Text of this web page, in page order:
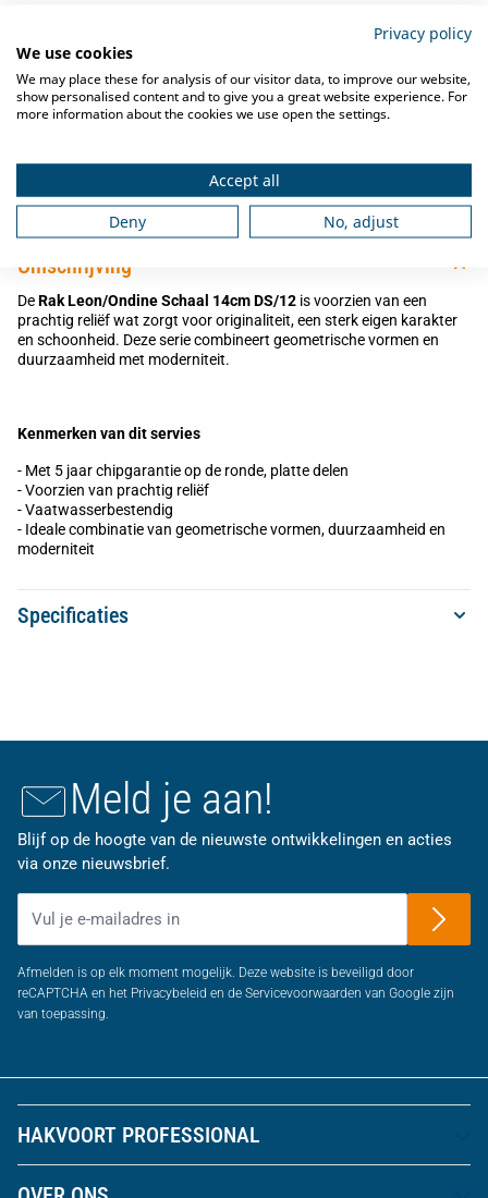
✓ Deskundig advies
✓ Ook na aankoop bieden we service en
ondersteuning
Omschrijving
DeRak Leon/Ondine Schaal 14cm DS/12 is voorzien van een
prachtig reliëf wat zorgt voor originaliteit, een sterk eigen karakter
en schoonheid. Deze serie combineert geometrische vormen en
duurzaamheid met moderniteit.
Kenmerken van dit servies
- Met 5 jaar chipgarantie op de ronde, platte delen
- Voorzien van prachtig reliëf
- Vaatwasserbestendig
- Ideale combinatie van geometrische vormen, duurzaamheid en
moderniteit
Specificaties
Meld je aan!
Blijf op de hoogte van de nieuwste ontwikkelingen en acties
via onze nieuwsbrief.
Afmelden is op elk moment mogelijk. Deze website is beveiligd door
reCAPTCHA en het Privacybeleid en de Servicevoorwaarden van Google zijn
van toepassing.
HAKVOORT PROFESSIONAL
Privacy policy
We use cookies
We may place these for analysis of our visitor data, to improve our website,
show personalised content and to give you a great website experience. For
more information about the cookies we use open the settings.
Accept all
Deny
No, adjust